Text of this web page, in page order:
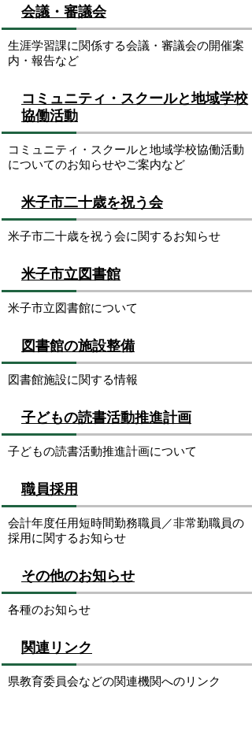
会議・審議会
生涯学習課に関係する会議・審議会の開催案
内・報告など
コミュニティ・スクールと地域学校
協働活動
コミュニティ・スクールと地域学校協働活動
についてのお知らせやご案内など
米子市二十歳を祝う会
米子市二十歳を祝う会に関するお知らせ
米子市立図書館
米子市立図書館について
図書館の施設整備
図書館施設に関する情報
子どもの読書活動推進計画
子どもの読書活動推進計画について
職員採用
会計年度任用短時間勤務職員／非常勤職員の
採用に関するお知らせ
その他のお知らせ
各種のお知らせ
関連リンク
県教育委員会などの関連機関へのリンク